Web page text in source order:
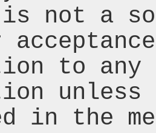
is not a
to any
in the